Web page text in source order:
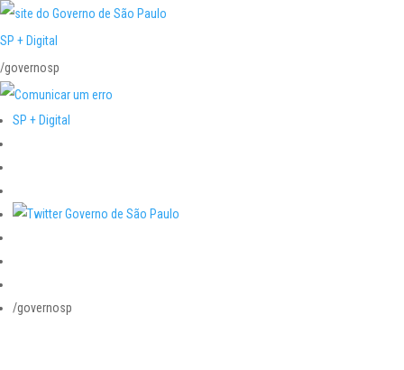
SP + Digital
/governosp
SP + Digital
/governosp